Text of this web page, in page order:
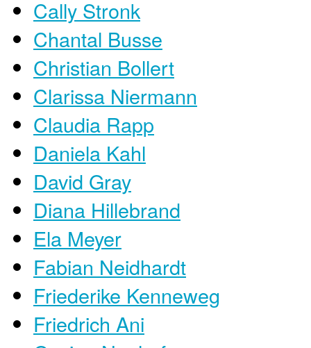
Cally Stronk
Chantal Busse
Christian Bollert
Clarissa Niermann
Claudia Rapp
Daniela Kahl
David Gray
Diana Hillebrand
Ela Meyer
Fabian Neidhardt
Friederike Kenneweg
Friedrich Ani